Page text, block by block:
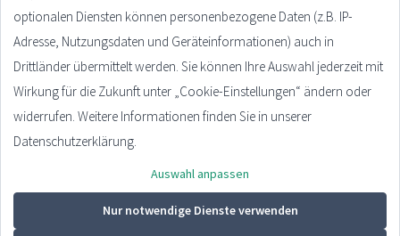
Impressum
AGB
Datenschutzerklärung
Cookie Settings
© 2026 - Plandata GmbH. All rights reserved.
Design:HTML5 UP
optionalen Diensten können personenbezogene Daten (z.B. IP-
Adresse, Nutzungsdaten und Geräteinformationen) auch in
Drittländer übermittelt werden. Sie können Ihre Auswahl jederzeit mit
Wirkung für die Zukunft unter „Cookie-Einstellungen“ ändern oder
widerrufen. Weitere Informationen finden Sie in unserer
Datenschutzerklärung.
Auswahl anpassen
Nur notwendige Dienste verwenden